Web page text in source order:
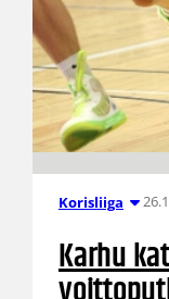
Korisliiga
Karhu